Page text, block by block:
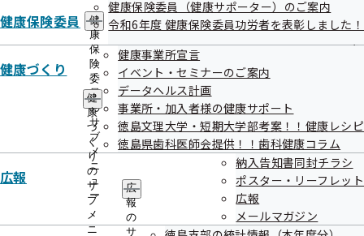
覧
の
サ
メ
ュ
ー
ご
案
内
ニ
ュ
ー
健康保険委員
健
康
保
険
委
員
の
サ
ブ
メ
ニ
ュ
ー
健康保険委員（健康サポーター）のご案内
令和6年度 健康保険委員功労者を表彰しました！
健康づくり
健
康
づ
く
り
の
サ
ブ
メ
ニ
健康事業所宣言
イベント・セミナーのご案内
データヘルス計画
事業所・加入者様の健康サポート
徳島文理大学・短期大学部考案！！健康レシピ
徳島県歯科医師会提供！！歯科健康コラム
広報
広
報
の
サ
納入告知書同封チラシ
ポスター・リーフレット
広報
メールマガジン
能なことをご存じですか？登録は被保険者様のみとなります
が、是非ご活用ください。
医療費情報の照会についての詳細はこちらをご確認くだ
登録の流れ